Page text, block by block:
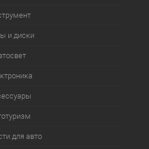
и диски
для авто